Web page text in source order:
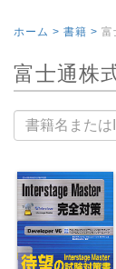
ホーム > 書籍 > 富
富士通株
書籍名